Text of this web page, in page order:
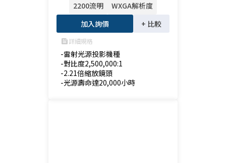
2200流明
WXGA解析度
加入詢價
+ 比較
feed詳細規格
-雷射光源投影機種
-對比度2,500,000:1
-2.21倍縮放鏡頭
-光源壽命達20,000小時